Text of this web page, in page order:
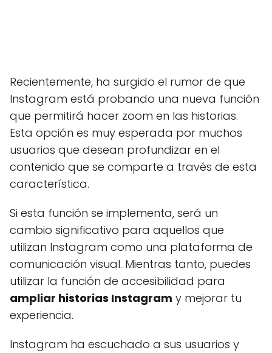
Recientemente, ha surgido el rumor de que
Instagram está probando una nueva función
que permitirá hacer zoom en las historias.
Esta opción es muy esperada por muchos
usuarios que desean profundizar en el
contenido que se comparte a través de esta
característica.
Si esta función se implementa, será un
cambio significativo para aquellos que
utilizan Instagram como una plataforma de
comunicación visual. Mientras tanto, puedes
utilizar la función de accesibilidad para
ampliar historias Instagram y mejorar tu
experiencia.
Instagram ha escuchado a sus usuarios y